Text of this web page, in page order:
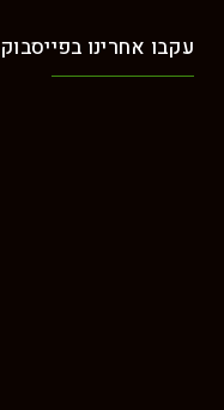
עקבו אחרינו בפייסבוק